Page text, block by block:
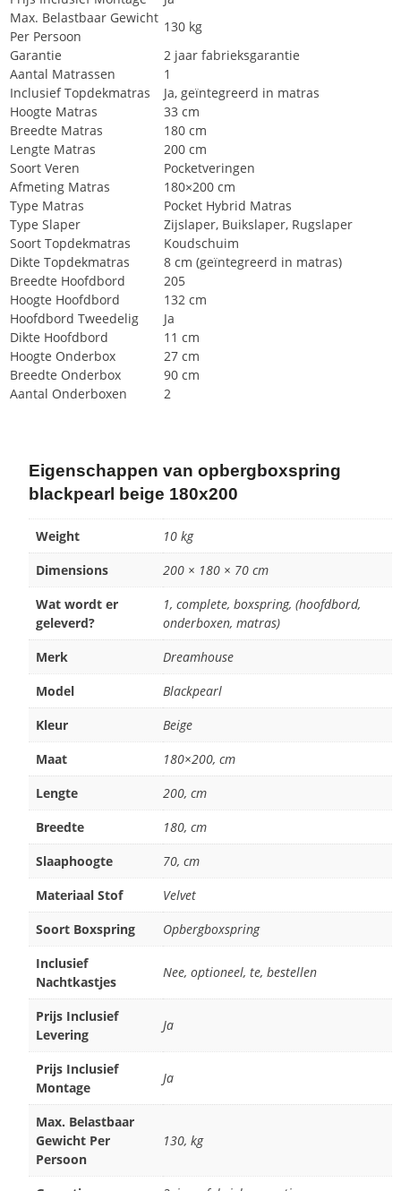
Max. Belastbaar Gewicht
Per Persoon
130 kg
Garantie
2 jaar fabrieksgarantie
Aantal Matrassen
1
Inclusief Topdekmatras
Ja, geïntegreerd in matras
Hoogte Matras
33 cm
Breedte Matras
180 cm
Lengte Matras
200 cm
Soort Veren
Pocketveringen
Afmeting Matras
180×200 cm
Type Matras
Pocket Hybrid Matras
Type Slaper
Zijslaper, Buikslaper, Rugslaper
Soort Topdekmatras
Koudschuim
Dikte Topdekmatras
8 cm (geïntegreerd in matras)
Breedte Hoofdbord
205
Hoogte Hoofdbord
132 cm
Hoofdbord Tweedelig
Ja
Dikte Hoofdbord
11 cm
Hoogte Onderbox
27 cm
Breedte Onderbox
90 cm
Aantal Onderboxen
2
Eigenschappen van opbergboxspring
blackpearl beige 180x200
Weight
10 kg
Dimensions
200 × 180 × 70 cm
Wat wordt er
geleverd?
1, complete, boxspring, (hoofdbord,
onderboxen, matras)
Merk
Dreamhouse
Model
Blackpearl
Kleur
Beige
Maat
180×200, cm
Lengte
200, cm
Breedte
180, cm
Slaaphoogte
70, cm
Materiaal Stof
Velvet
Soort Boxspring
Opbergboxspring
Inclusief
Nachtkastjes
Nee, optioneel, te, bestellen
Prijs Inclusief
Levering
Ja
Prijs Inclusief
Montage
Ja
Max. Belastbaar
Gewicht Per
Persoon
130, kg